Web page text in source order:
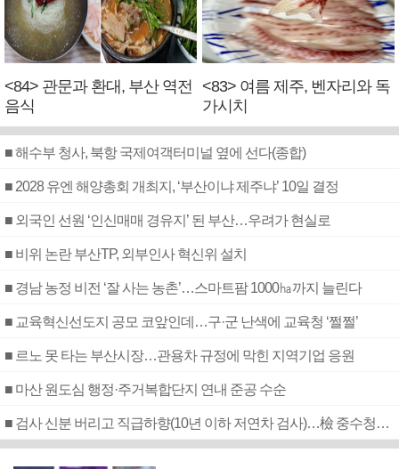
<84> 관문과 환대, 부산 역전
음식
<83> 여름 제주, 벤자리와 독
가시치
■ 해수부 청사, 북항 국제여객터미널 옆에 선다(종합)
■ 2028 유엔 해양총회 개최지, ‘부산이냐 제주냐’ 10일 결정
■ 외국인 선원 ‘인신매매 경유지’ 된 부산…우려가 현실로
■ 비위 논란 부산TP, 외부인사 혁신위 설치
■ 경남 농정 비전 ‘잘 사는 농촌’…스마트팜 1000㏊까지 늘린다
■ 교육혁신선도지 공모 코앞인데…구·군 난색에 교육청 ‘쩔쩔’
■ 르노 못 타는 부산시장…관용차 규정에 막힌 지역기업 응원
■ 마산 원도심 행정·주거복합단지 연내 준공 수순
■ 검사 신분 버리고 직급하향(10년 이하 저연차 검사)…檢 중수청행 기피